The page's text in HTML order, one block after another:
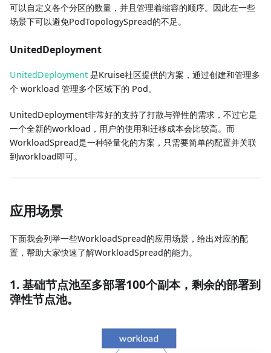
可以自定义各个分区的数量，并且管理着缩容的顺序。因此在一些
场景下可以避免PodTopologySpread的不足。
UnitedDeployment
UnitedDeployment 是Kruise社区提供的方案，通过创建和管理多
个 workload 管理多个区域下的 Pod。
UnitedDeployment非常好的支持了打散与弹性的需求，不过它是
一个全新的workload，用户的使用和迁移成本会比较高。而
WorkloadSpread是一种轻量化的方案，只需要简单的配置并关联
到workload即可。
应用场景
下面我会列举一些WorkloadSpread的应用场景，给出对应的配
置，帮助大家快速了解WorkloadSpread的能力。
1. 基础节点池至多部署100个副本，剩余的部署到
弹性节点池。